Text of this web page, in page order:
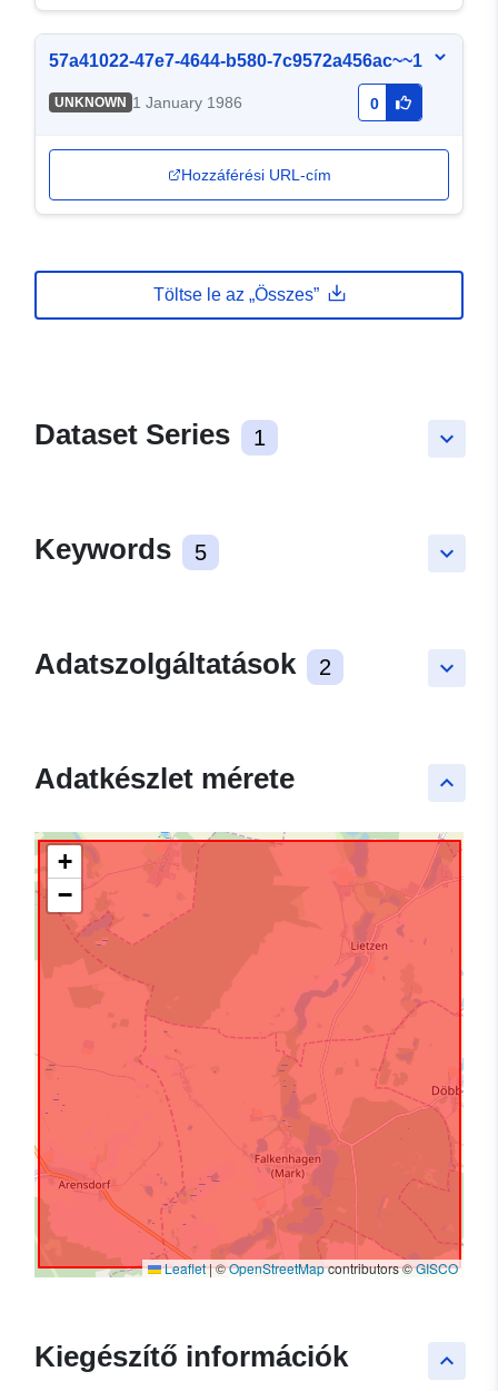
57a41022-47e7-4644-b580-7c9572a456ac~~1
UNKNOWN 1 January 1986 0
Hozzáférési URL-cím
Töltse le az „Összes”
keyboard_arrow_down
Dataset Series 1
keyboard_arrow_down
Keywords 5
keyboard_arrow_down
Adatszolgáltatások 2
keyboard_arrow_up
Adatkészlet mérete
+
−
Leaflet|©OpenStreetMapcontributors ©GISCO
keyboard_arrow_up
Kiegészítő információk